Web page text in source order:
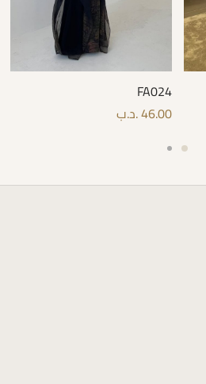
FA024
46.00.د.ب